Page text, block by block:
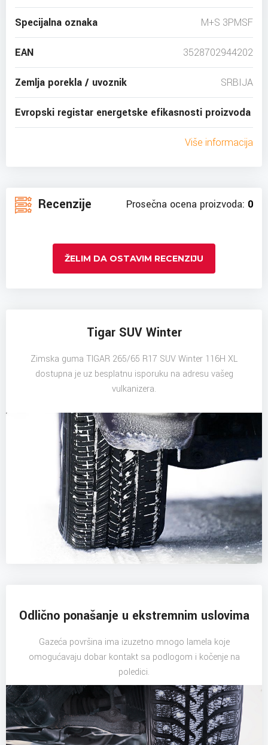
Specijalna oznaka M+S 3PMSF
EAN 3528702944202
Zemlja porekla / uvoznik SRBIJA
Evropski registar energetske efikasnosti proizvoda
Više informacija
Recenzije Prosečna ocena proizvoda: 0
ŽELIM DA OSTAVIM RECENZIJU
Tigar SUV Winter
Zimska guma TIGAR 265/65 R17 SUV Winter 116H XL
dostupna je uz besplatnu isporuku na adresu vašeg
vulkanizera.
Odlično ponašanje u ekstremnim uslovima
Gazeća površina ima izuzetno mnogo lamela koje
omogućavaju dobar kontakt sa podlogom i kočenje na
poledici.